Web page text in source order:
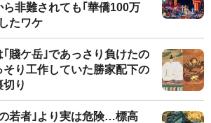
ら非難されても｢華僑100万
たワケ
賤ケ岳｣であっさり負けたの
り工作していた勝家配下の
切り
若者｣より実は危険…標高